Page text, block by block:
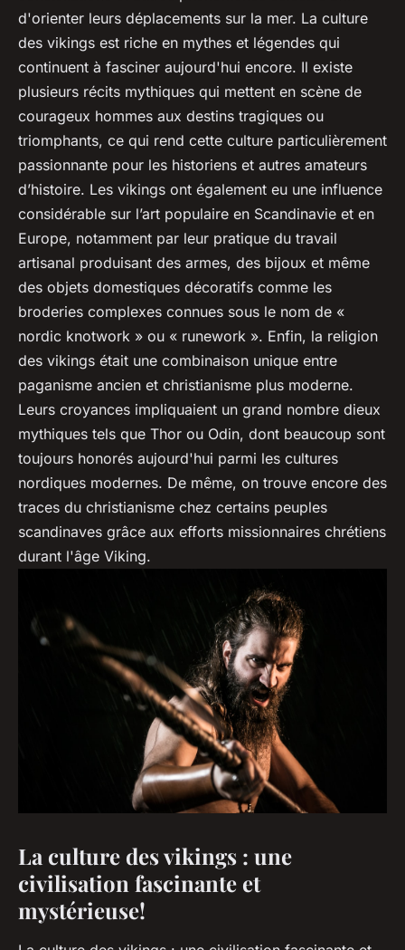
d'orienter leurs déplacements sur la mer. La culture
des vikings est riche en mythes et légendes qui
continuent à fasciner aujourd'hui encore. Il existe
plusieurs récits mythiques qui mettent en scène de
courageux hommes aux destins tragiques ou
triomphants, ce qui rend cette culture particulièrement
passionnante pour les historiens et autres amateurs
d’histoire. Les vikings ont également eu une influence
considérable sur l’art populaire en Scandinavie et en
Europe, notamment par leur pratique du travail
artisanal produisant des armes, des bijoux et même
des objets domestiques décoratifs comme les
broderies complexes connues sous le nom de «
nordic knotwork » ou « runework ». Enfin, la religion
des vikings était une combinaison unique entre
paganisme ancien et christianisme plus moderne.
Leurs croyances impliquaient un grand nombre dieux
mythiques tels que Thor ou Odin, dont beaucoup sont
toujours honorés aujourd'hui parmi les cultures
nordiques modernes. De même, on trouve encore des
traces du christianisme chez certains peuples
scandinaves grâce aux efforts missionnaires chrétiens
durant l'âge Viking.
La culture des vikings : une
civilisation fascinante et
mystérieuse!